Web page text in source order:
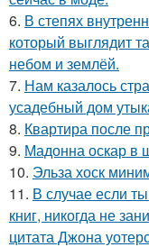
6. В степях
который выглядит
небом и землёй.
7. Нам казалось
усадебный дом
8. Квартира после
9. Мадонна оскар в
10. Эльза хоск
11. В случае если
книг, никогда не
цитата Джона